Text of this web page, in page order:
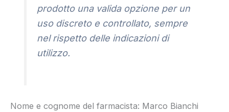
prodotto una valida opzione per un
uso discreto e controllato, sempre
nel rispetto delle indicazioni di
utilizzo.
Nome e cognome del farmacista: Marco Bianchi